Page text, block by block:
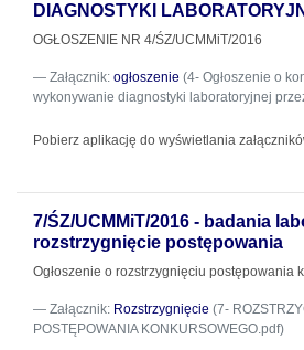
DIAGNOSTYKI
OGŁOSZENIE NR 4/ŚZ/UCMMiT/2016
Załącznik: ogłoszenie (4- Ogłoszenie o
wykonywanie diagnostyki laboratoryjnej
Pobierz aplikację do wyświetlania
7/ŚZ/UCMMiT/2016 - badania
rozstrzygnięcie postępowania
Ogłoszenie o rozstrzygnięciu postępowania
Załącznik: Rozstrzygnięcie (7-
POSTĘPOWANIA KONKURSOWEGO.pdf)